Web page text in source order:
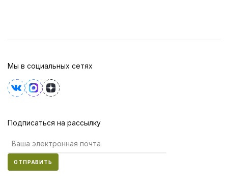
Мы в социальных сетях
Подписаться на рассылку
ОТПРАВИТЬ